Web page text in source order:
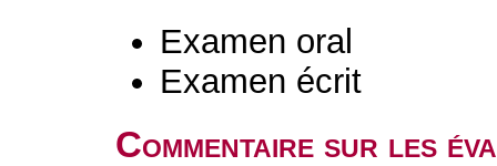
Examen oral
Examen écrit
Commentaire sur les